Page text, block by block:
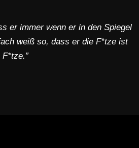
er immer wenn er in den Spiegel
weiß so, dass er die F*tze ist